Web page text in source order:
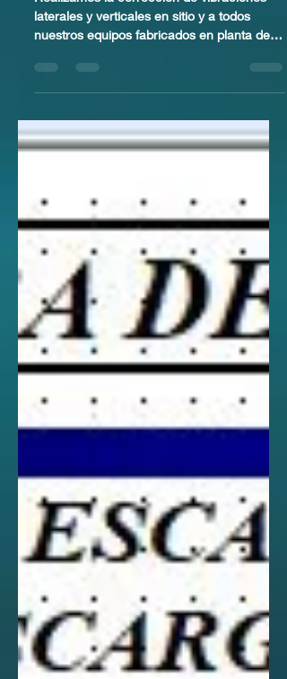
Realizamos la corrección de vibraciones
laterales y verticales en sitio y a todos
producción,...